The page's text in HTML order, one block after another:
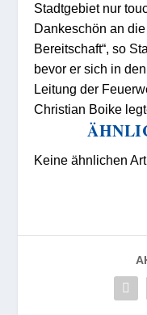
Stadtgebiet nur
Dankeschön an
Bereitschaft“, so
bevor er sich in
Leitung der
Christian Boike
Keine ähnlichen